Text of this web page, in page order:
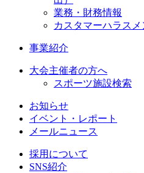
業務・財務情報
カスタマーハラス
事業紹介
大会主催者の方へ
スポーツ施設検索
お知らせ
イベント・レポート
メールニュース
採用について
SNS紹介